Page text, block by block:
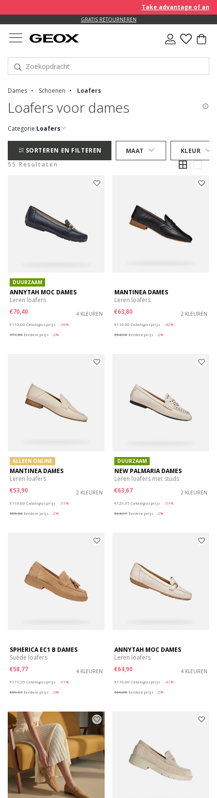
Take advantage of an
GRATIS RETOURNEREN
Dames Schoenen Loafers
Loafers voor dames
Categorie:Loafers
SORTEREN EN FILTEREN MAAT
KLEUR
55 Resultaten
DUURZAAM
ANNYTAH MOC DAMES
Leren loafers
€70,40
4 KLEUREN
€110,00 Catalogusprijs
-36%
€71,50 Eerdere prijs -2%
MANTINEA DAMES
Leren loafers
€63,80
2 KLEUREN
€110,00 Catalogusprijs
-42%
€64,90 Eerdere prijs -2%
ALLEEN ONLINE
MANTINEA DAMES
Leren loafers
€53,90
2 KLEUREN
€110,00 Catalogusprijs
-51%
€55,00 Eerdere prijs -2%
DUURZAAM
NEW PALMARIA DAMES
Leren loafers met studs
€63,67
2 KLEUREN
€129,95 Catalogusprijs
-51%
€64,97 Eerdere prijs -2%
SPHERICA EC1 B DAMES
Suède loafers
€58,77
4 KLEUREN
€119,95 Catalogusprijs
-51%
€59,97 Eerdere prijs -2%
ANNYTAH MOC DAMES
Leren loafers
€64,90
4 KLEUREN
€110,00 Catalogusprijs
-41%
€66,00 Eerdere prijs -2%